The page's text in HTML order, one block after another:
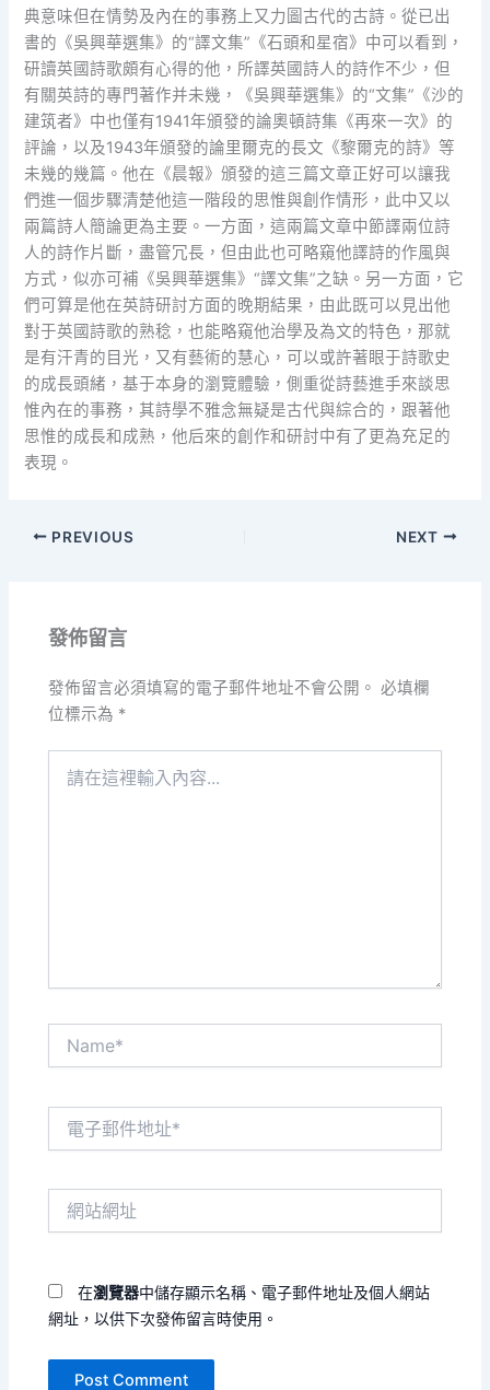
典意味但在情勢及內在的事務上又力圖古代的古詩。從已出
書的《吳興華選集》的“譯文集”《石頭和星宿》中可以看到，
研讀英國詩歌頗有心得的他，所譯英國詩人的詩作不少，但
有關英詩的專門著作并未幾，《吳興華選集》的“文集”《沙的
建筑者》中也僅有1941年頒發的論奧頓詩集《再來一次》的
評論，以及1943年頒發的論里爾克的長文《黎爾克的詩》等
未幾的幾篇。他在《晨報》頒發的這三篇文章正好可以讓我
們進一個步驟清楚他這一階段的思惟與創作情形，此中又以
兩篇詩人簡論更為主要。一方面，這兩篇文章中節譯兩位詩
人的詩作片斷，盡管冗長，但由此也可略窺他譯詩的作風與
方式，似亦可補《吳興華選集》“譯文集”之缺。另一方面，它
們可算是他在英詩研討方面的晚期結果，由此既可以見出他
對于英國詩歌的熟稔，也能略窺他治學及為文的特色，那就
是有汗青的目光，又有藝術的慧心，可以或許著眼于詩歌史
的成長頭緒，基于本身的瀏覽體驗，側重從詩藝進手來談思
惟內在的事務，其詩學不雅念無疑是古代與綜合的，跟著他
思惟的成長和成熟，他后來的創作和研討中有了更為充足的
表現。
PREVIOUS NEXT
發佈留言
發佈留言必須填寫的電子郵件地址不會公開。 必填欄
位標示為 *
在瀏覽器中儲存顯示名稱、電子郵件地址及個人網站
網址，以供下次發佈留言時使用。